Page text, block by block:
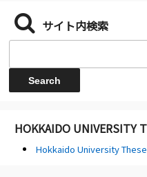
サイト内検索
HOKKAIDO UNIVERSITY
Hokkaido University